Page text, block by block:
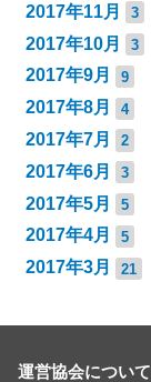
2017年11月 3
2017年10月 3
2017年9月 9
2017年8月 4
2017年7月 2
2017年6月 3
2017年5月 5
2017年4月 5
2017年3月 21
運営協会について